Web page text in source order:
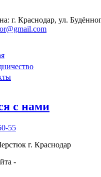
г. Краснодар, ул.
с нами
55
г. Краснодар
-